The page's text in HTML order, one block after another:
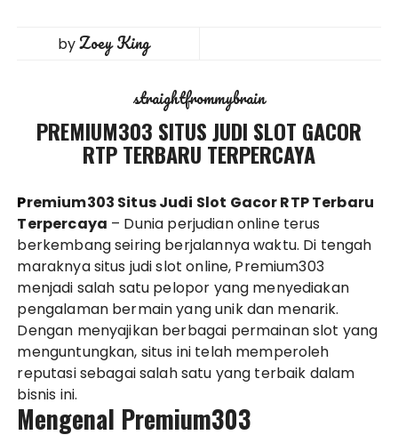
byZoey King
straightfrommybrain
PREMIUM303 SITUS JUDI SLOT GACOR
RTP TERBARU TERPERCAYA
Premium303 Situs Judi Slot Gacor RTP Terbaru
Terpercaya – Dunia perjudian online terus
berkembang seiring berjalannya waktu. Di tengah
maraknya situs judi slot online, Premium303
menjadi salah satu pelopor yang menyediakan
pengalaman bermain yang unik dan menarik.
Dengan menyajikan berbagai permainan slot yang
menguntungkan, situs ini telah memperoleh
reputasi sebagai salah satu yang terbaik dalam
bisnis ini.
Mengenal Premium303